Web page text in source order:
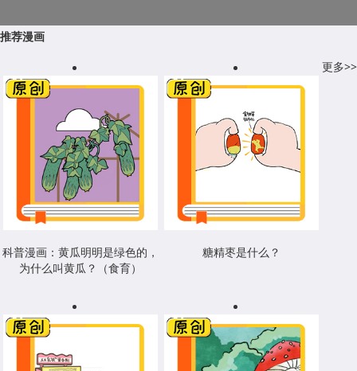
推荐漫画
更多>>
科普漫画：黄瓜明明是绿色的，
为什么叫黄瓜？（食育）
糖精枣是什么？